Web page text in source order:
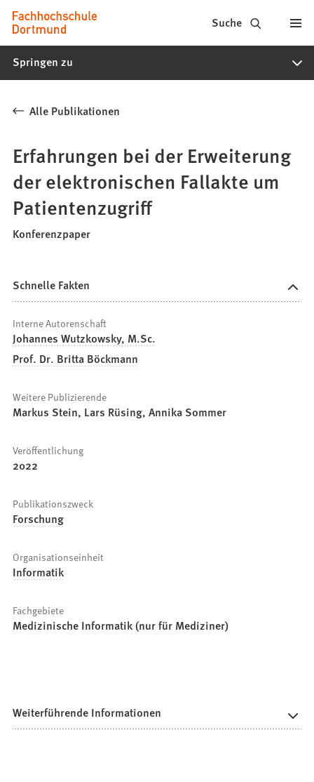
Inhalt anspringen
Fachhochschule
Dortmund
-
Studiengänge,
Bewerbung
Suche
Springen zu
Alle Publikationen
Erfahrungen bei der Erweiterung
der elektronischen Fallakte um
Patientenzugriff
Konferenzpaper
Schnelle Fakten
Interne Autorenschaft
Johannes Wutzkowsky, M.Sc.
Prof. Dr. Britta Böckmann
Weitere Publizierende
Markus Stein, Lars Rüsing, Annika Sommer
Veröffentlichung
2022
Publikationszweck
Forschung
Organisationseinheit
Informatik
Fachgebiete
Medizinische Informatik (nur für Mediziner)
Weiterführende Informationen